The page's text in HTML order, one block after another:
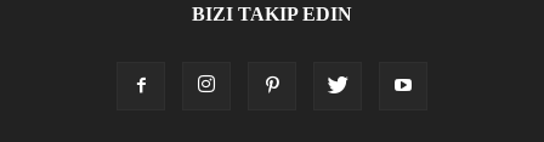
BIZI TAKIP EDIN